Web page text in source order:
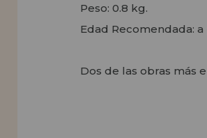
Peso: 0.8 kg.
Edad Recomendada: a
Dos de las obras más